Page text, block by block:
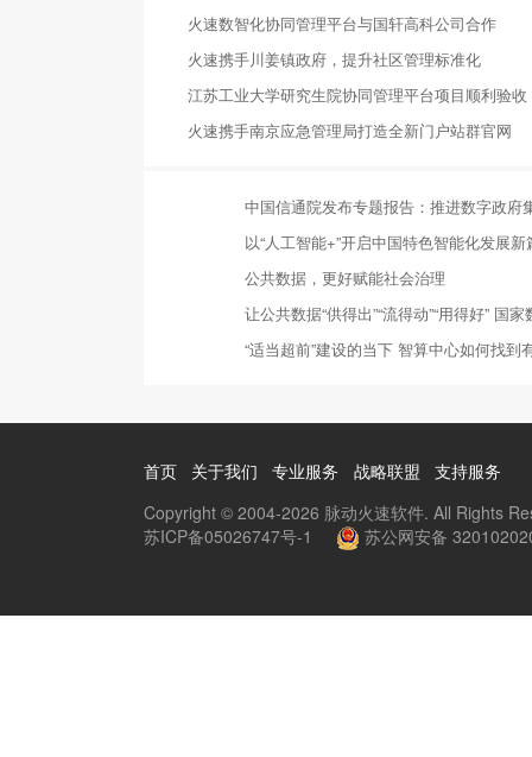
火速数智化协同管理平台与国轩高科公司合作
火速携手川姜镇政府，提升社区管理标准化
江苏工业大学研究生院协同管理平台项目顺利验收
火速携手南京应急管理局打造全新门户站群官网
中国信通院发布专题报告：推进数字政府
以“人工智能+”开启中国特色智能化发展新
公共数据，更好赋能社会治理
让公共数据“供得出”“流得动”“用得好” 国
“适当超前”建设的当下 智算中心如何找到
首页 关于我们 专业服务 战略联盟
支持服务
Copyright © 2004-2026 脉动火速软件. All Rights
苏公网安备
苏ICP备05026747号-1